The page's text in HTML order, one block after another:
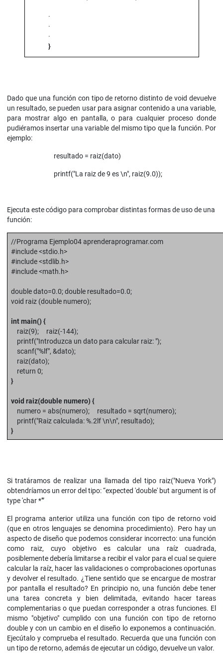
·
·
·
}
Dado que una función con tipo de retorno distinto de void devuelve
un resultado, se pueden usar para asignar contenido a una variable,
para mostrar algo en pantalla, o para cualquier proceso donde
pudiéramos insertar una variable del mismo tipo que la función. Por
ejemplo:
resultado = raiz(dato)
printf("La raiz de 9 es \n", raiz(9.0));
Ejecuta este código para comprobar distintas formas de uso de una
función:
//Programa Ejemplo04 aprenderaprogramar.com
#include <stdio.h>
#include <stdlib.h>
#include <math.h>
double dato=0.0; double resultado=0.0;
void raiz (double numero);
int main() {
raiz(9); raiz(-144);
printf("Introduzca un dato para calcular raiz: ");
scanf("%lf", &dato);
raiz(dato);
return 0;
}
void raiz(double numero) {
numero = abs(numero); resultado = sqrt(numero);
printf("Raiz calculada: %.2lf \n\n", resultado);
}
Si tratáramos de realizar una llamada del tipo raiz("Nueva York")
obtendríamos un error del tipo: “expected 'double' but argument is of
type 'char *'”
El programa anterior utiliza una función con tipo de retorno void
(que en otros lenguajes se denomina procedimiento). Pero hay un
aspecto de diseño que podemos considerar incorrecto: una función
como raiz, cuyo objetivo es calcular una raíz cuadrada,
posiblemente debería limitarse a recibir el valor para el cual se quiere
calcular la raíz, hacer las validaciones o comprobaciones oportunas
y devolver el resultado. ¿Tiene sentido que se encargue de mostrar
por pantalla el resultado? En principio no, una función debe tener
una tarea concreta y bien delimitada, evitando hacer tareas
complementarias o que puedan corresponder a otras funciones. El
mismo "objetivo" cumplido con una función con tipo de retorno
double y con un cambio en el diseño lo exponemos a continuación.
Ejecútalo y comprueba el resultado. Recuerda que una función con
un tipo de retorno, además de ejecutar un código, devuelve un valor.